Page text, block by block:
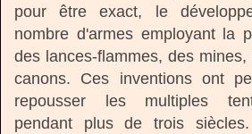
pour être exact, le
nombre d'armes employant la
des lances-flammes, des
canons. Ces inventions ont
repousser les multiples
pendant plus de trois